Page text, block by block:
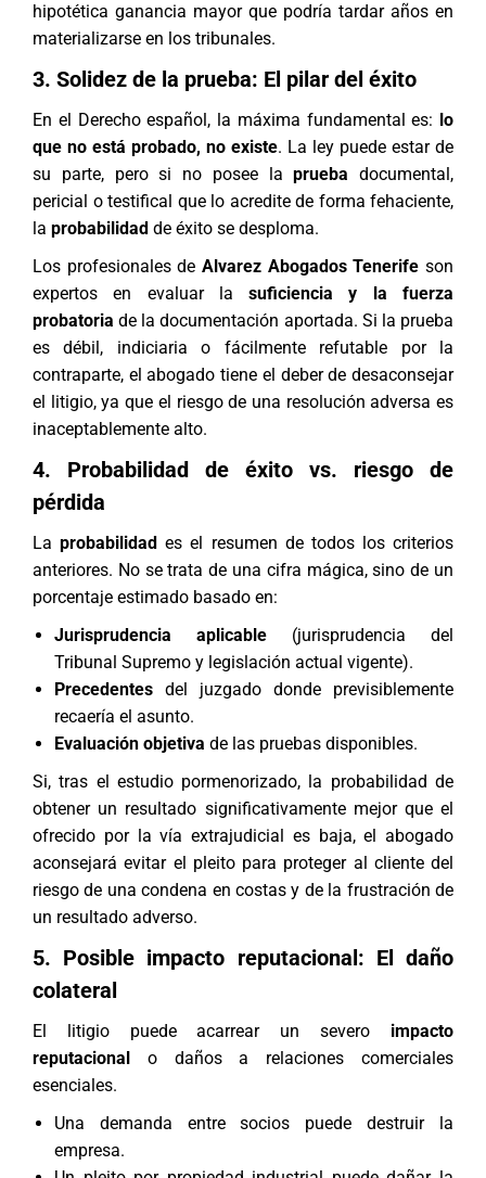
hipotética ganancia mayor que podría tardar años en
materializarse en los tribunales.
3. Solidez de la prueba: El pilar del éxito
En el Derecho español, la máxima fundamental es: lo
que no está probado, no existe. La ley puede estar de
su parte, pero si no posee laprueba documental,
pericial o testifical que lo acredite de forma fehaciente,
la probabilidad de éxito se desploma.
Los profesionales de Alvarez Abogados Tenerife son
expertos en evaluar lasuficiencia y la fuerza
probatoria de la documentación aportada. Si la prueba
es débil, indiciaria o fácilmente refutable por la
contraparte, el abogado tiene el deber de desaconsejar
el litigio, ya que el riesgo de una resolución adversa es
inaceptablemente alto.
4. Probabilidad de éxito vs. riesgo de
pérdida
Laprobabilidad es el resumen de todos los criterios
anteriores. No se trata de una cifra mágica, sino de un
porcentaje estimado basado en:
Jurisprudencia aplicable (jurisprudencia del
Tribunal Supremo y legislación actual vigente).
Precedentes del juzgado donde previsiblemente
recaería el asunto.
Evaluación objetiva de las pruebas disponibles.
Si, tras el estudio pormenorizado, la probabilidad de
obtener un resultado significativamente mejor que el
ofrecido por la vía extrajudicial es baja, el abogado
aconsejará evitar el pleito para proteger al cliente del
riesgo de una condena en costas y de la frustración de
un resultado adverso.
5. Posible impacto reputacional: El daño
colateral
El litigio puede acarrear un severo impacto
reputacional o daños a relaciones comerciales
esenciales.
Una demanda entre socios puede destruir la
empresa.